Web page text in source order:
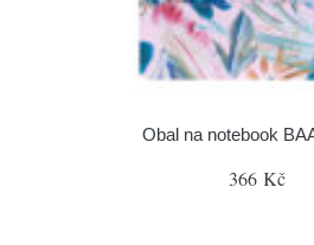
Obal na notebook
366 Kč